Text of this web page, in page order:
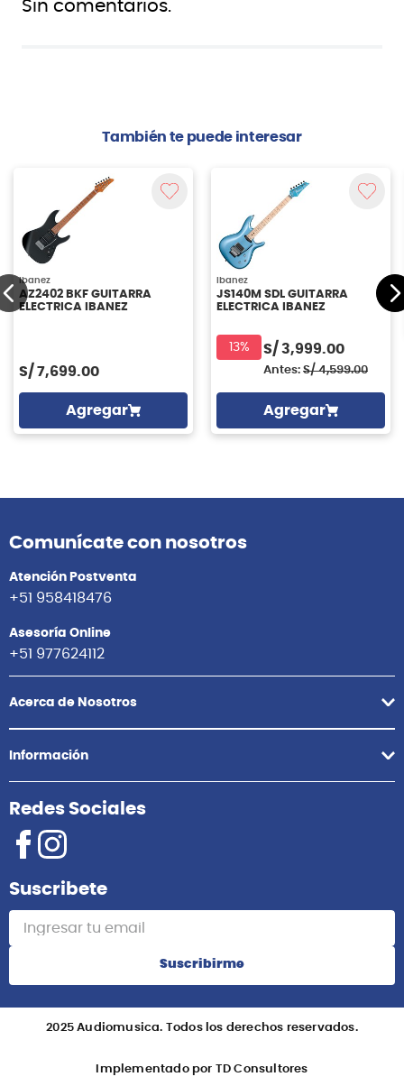
Sin comentarios.
También te puede interesar
Ibanez
AZ2402 BKF GUITARRA
ELECTRICA IBANEZ
S/ 7,699.00
Agregar
Ibanez
JS140M SDL GUITARRA
ELECTRICA IBANEZ
13% S/ 3,999.00
Antes: S/ 4,599.00
Agregar
Comunícate con nosotros
Atención Postventa
+51 958418476
Asesoría Online
+51 977624112
Acerca de Nosotros
Información
Redes Sociales
Suscribete
Suscribirme
2025 Audiomusica. Todos los derechos reservados.
Implementado por TD Consultores